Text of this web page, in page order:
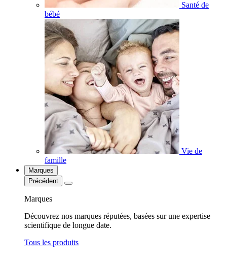
Santé de
bébé
Vie de
famille
Marques
Précédent
Marques
Découvrez nos marques réputées, basées sur une expertise
scientifique de longue date.
Tous les produits